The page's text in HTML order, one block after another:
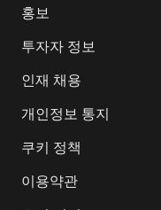
홍보
투자자 정보
인재 채용
개인정보 통지
쿠키 정책
이용약관